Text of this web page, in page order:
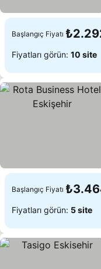
Başlangıç Fiyatı
Fiyatları görün: 10 site
Başlangıç Fiyatı
Fiyatları görün: 5 site